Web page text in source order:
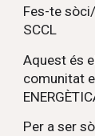
Fes-te
SCCL
Aquest és
comunitat
Per a ser